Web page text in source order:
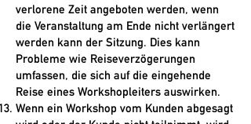
verlorene Zeit angeboten werden, wenn
die Veranstaltung am Ende nicht verlängert
werden kann der Sitzung. Dies kann
Probleme wie Reiseverzögerungen
umfassen, die sich auf die eingehende
Reise eines Workshopleiters auswirken.
Wenn ein Workshop vom Kunden abgesagt